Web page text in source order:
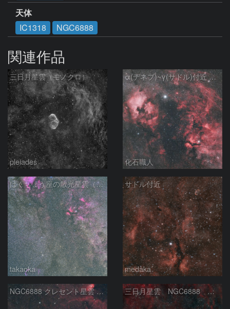
天体
IC1318
NGC6888
関連作品
三日月星雲（モノクロ）
pleiades
α(デネブ)~γ(サドル)付近 NGC7000 北アメリカ星雲 IC5067~5070 ペリカン星雲 はくちょう座
化石職人
はくちょう座の散光星雲（１００ｍｍ）
takaoka
サドル付近
medaka
NGC6888 クレセント星雲 Sh2-101 チューリップ星雲 WR134 はくちょう座 三日月星雲 NGC6888 （HOO合成）